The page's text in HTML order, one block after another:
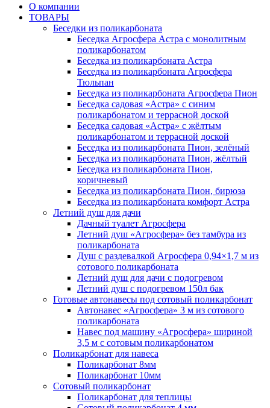
О компании
ТОВАРЫ
Беседки из поликарбоната
Беседка Агросфера Астра с монолитным
поликарбонатом
Беседка из поликарбоната Астра
Беседка из поликарбоната Агросфера
Тюльпан
Беседка из поликарбоната Агросфера Пион
Беседка садовая «Астра» с синим
поликарбонатом и террасной доской
Беседка садовая «Астра» с жёлтым
поликарбонатом и террасной доской
Беседка из поликарбоната Пион, зелёный
Беседка из поликарбоната Пион, жёлтый
Беседка из поликарбоната Пион,
коричневый
Беседка из поликарбоната Пион, бирюза
Беседка из поликарбоната комфорт Астра
Летний душ для дачи
Дачный туалет Агросфера
Летний душ «Агросфера» без тамбура из
поликарбоната
Душ с раздевалкой Агросфера 0,94×1,7 м из
сотового поликарбоната
Летний душ для дачи с подогревом
Летний душ с подогревом 150л бак
Готовые автонавесы под сотовый поликарбонат
Автонавес «Агросфера» 3 м из сотового
поликарбоната
Навес под машину «Агросфера» шириной
3,5 м с сотовым поликарбонатом
Поликарбонат для навеса
Поликарбонат 8мм
Поликарбонат 10мм
Сотовый поликарбонат
Поликарбонат для теплицы